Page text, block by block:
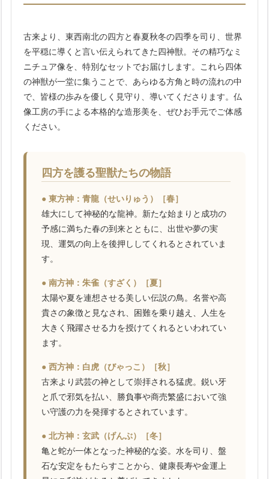
古来より、東西南北の四方と春夏秋冬の四季を司り、世界
を平穏に導くと言い伝えられてきた四神獣。その精巧なミ
ニチュア像を、特別なセットでお届けします。これら四体
の神獣が一堂に集うことで、あらゆる方角と時の流れの中
で、皆様の歩みを優しく見守り、導いてくださります。仏
像工房の手による本格的な造形美を、ぜひお手元でご体感
ください。
四方を護る聖獣たちの物語
● 東方神：青龍（せいりゅう）［春］
雄大にして神秘的な龍神。新たな始まりと成功の
予感に満ちた春の到来とともに、出世や夢の実
現、運気の向上を後押ししてくれるとされていま
す。
● 南方神：朱雀（すざく）［夏］
太陽や夏を連想させる美しい伝説の鳥。名誉や高
貴さの象徴と見なされ、困難を乗り越え、人生を
大きく飛躍させる力を授けてくれるといわれてい
ます。
● 西方神：白虎（びゃっこ）［秋］
古来より武芸の神として崇拝される猛虎。鋭い牙
と爪で邪気を払い、勝負事や商売繁盛において強
い守護の力を発揮するとされています。
● 北方神：玄武（げんぶ）［冬］
亀と蛇が一体となった神秘的な姿。水を司り、盤
石な安定をもたらすことから、健康長寿や金運上